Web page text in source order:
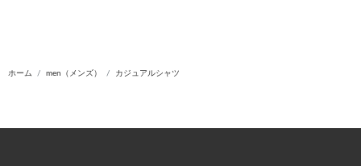
ホーム men（メンズ） カジュアルシャツ